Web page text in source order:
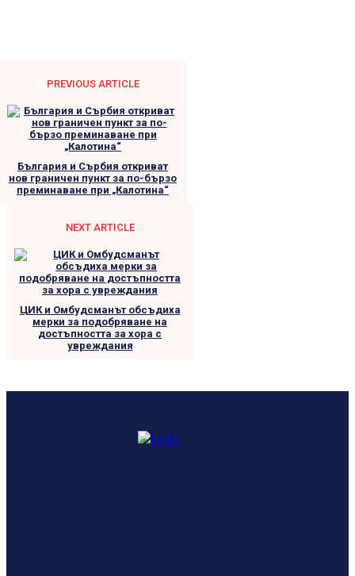
PREVIOUS ARTICLE
България и Сърбия откриват
нов граничен пункт за по-бързо
преминаване при „Калотина“
NEXT ARTICLE
ЦИК и Омбудсманът обсъдиха
мерки за подобряване на
достъпността за хора с
увреждания